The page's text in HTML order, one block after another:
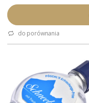
do porównania